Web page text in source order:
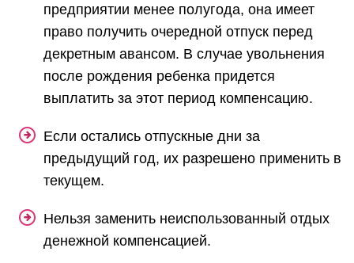
предприятии менее полугода, она имеет
право получить очередной отпуск перед
декретным авансом. В случае увольнения
после рождения ребенка придется
выплатить за этот период компенсацию.
Если остались отпускные дни за
предыдущий год, их разрешено применить в
текущем.
Нельзя заменить неиспользованный отдых
денежной компенсацией.